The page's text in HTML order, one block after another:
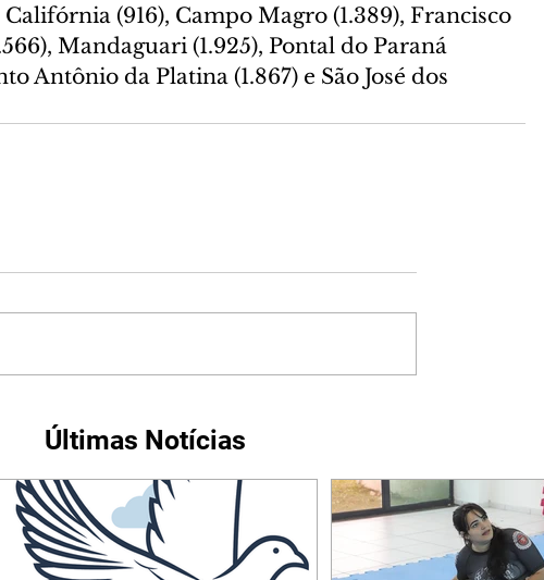
(916), Campo Magro (1.389), Francisco
Mandaguari (1.925), Pontal do Paraná
Antônio da Platina (1.867) e São José dos
Últimas Notícias